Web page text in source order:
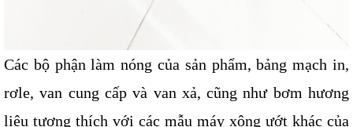
Các bộ phận làm nóng của sản phẩm, bảng mạch in,
rơle, van cung cấp và van xả, cũng như bơm hương
liệu tương thích với các mẫu máy xông ướt khác của